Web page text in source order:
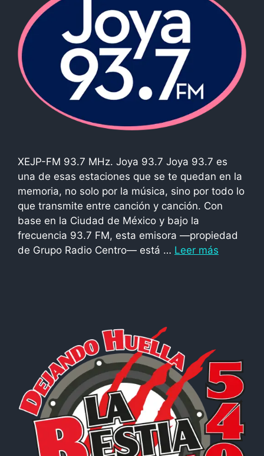
XEJP-FM 93.7 MHz. Joya 93.7 Joya 93.7 es
una de esas estaciones que se te quedan en la
memoria, no solo por la música, sino por todo lo
que transmite entre canción y canción. Con
base en la Ciudad de México y bajo la
frecuencia 93.7 FM, esta emisora —propiedad
de Grupo Radio Centro— está … Leer más